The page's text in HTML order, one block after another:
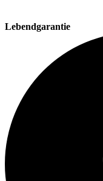
Lebendgarantie